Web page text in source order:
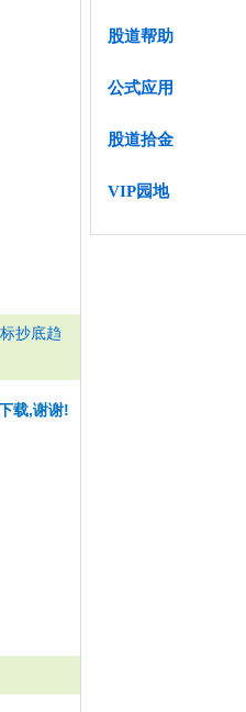
抄底趋
载,谢谢!
股道帮助
公式应用
股道拾金
VIP园地